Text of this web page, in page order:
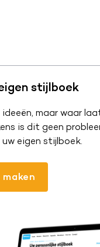
stijlboek
maar waar
is dit geen
uw eigen stijlboek.